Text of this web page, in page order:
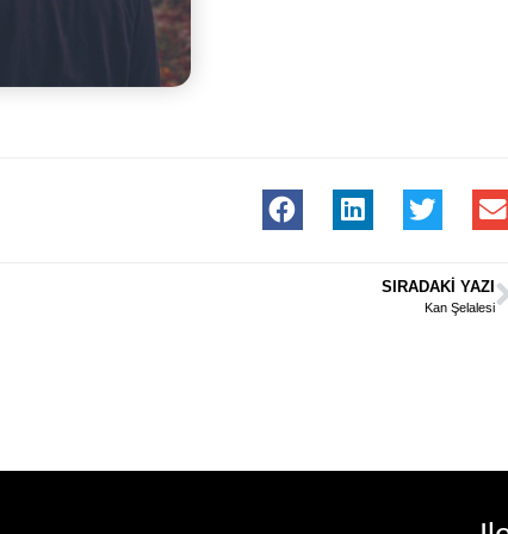
SIRADAKI YAZI
Kan Şelalesi